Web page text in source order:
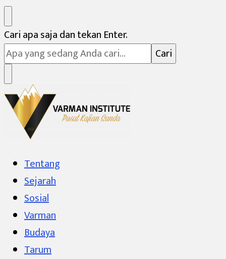
Varman Institute
Pusat Kajian Sunda
Mencari
Sesuatu?
Cari apa saja dan tekan Enter.
Varman Institute
Pusat Kajian Sunda
Tentang
Sejarah
Sosial
Varman
Budaya
Tarum